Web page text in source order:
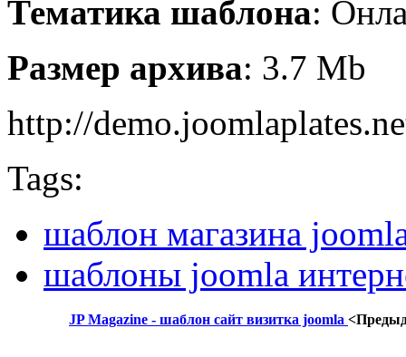
Тематика шаблона:
Размер архива: 3.7 Mb
http://
Tags:
шаблон магазина
шаблоны joomla
JP Magazine - шаблон сайт визитка joomla